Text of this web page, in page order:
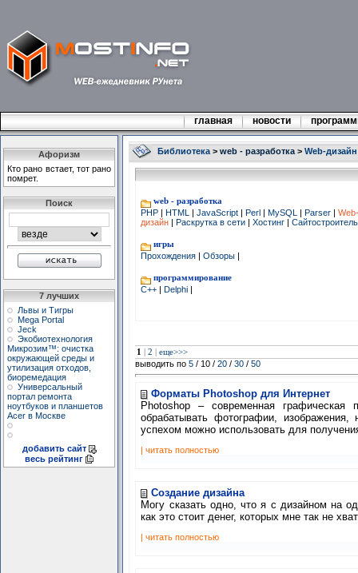
главная новости
Афоризм
Кто pано встает, тот pано
помpет.
Поиск
7 лучших
Львы и Тигры
Mega Portal
Jeck
Экобиотехнология
Микрозим™: очистка
окружающей среды и
утилизация отходов,
биоремедация
Универсальный
портал ремонта
ноутбуков и планшетов
Acer в Москве
добавить сайт
весь рейтинг
Библиотека> web - разработка> Web-дизайн
web - разработка
PHP | HTML | JavaScript | Perl | MySQL | Parser |
дизайн | Раскрутка в сети | Хостинг |
игры
Прохождения | Обзоры |
программирование
C++ | Delphi |
1 2 еще>>>
выводить по 5/ 10 / 20/ 30/ 50
Форматы Photoshop для Интернет
Photoshop – современная графическая
обрабатывать фотографии,
успехом можно использовать для
| читать полностью
Создание дизайна
Могу сказать одно, что я с дизайном на
как это стоит денег, которых мне так не
| читать полностью